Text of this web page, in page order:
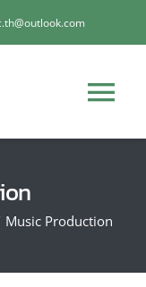
Music Production